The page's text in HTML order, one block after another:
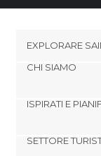
EXPLORARE
Hotel a Cruis
Hotel a
CHI SIAMO
Cookies
ISPIRATI E
SETTORE